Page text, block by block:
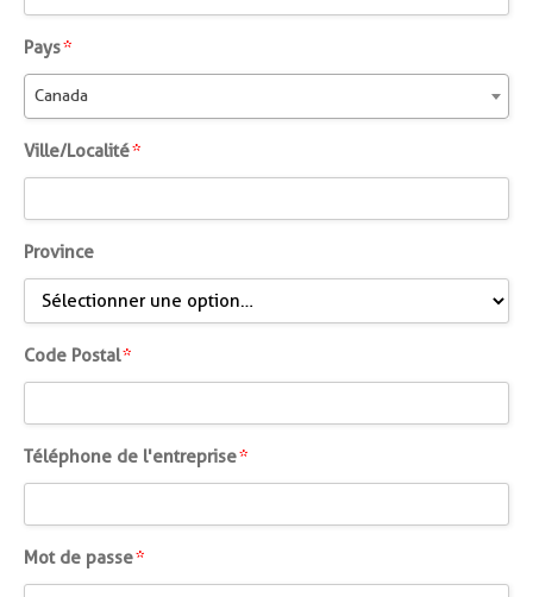
Pays*
*
Canada
Ville/Localité*
*
Province
Code Postal*
Postal
Téléphone de l'entreprise*
de
Mot de passe*
de